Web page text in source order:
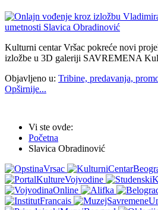
Kulturni centar Vršac pokreće novi
izložbe u 3D galeriji SAVREMENA
Objavljeno u: Tribine, predavanja,
Opširnije...
Vi ste ovde:
Početna
Slavica Obradinović